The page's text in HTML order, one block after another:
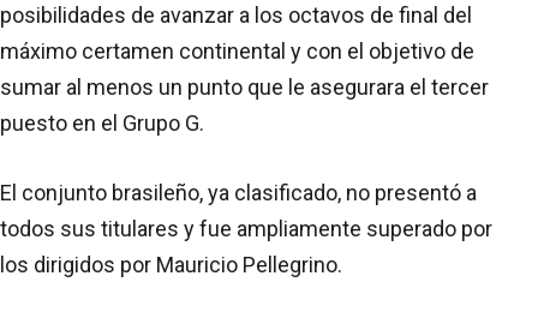
posibilidades de avanzar a los octavos de final del
máximo certamen continental y con el objetivo de
sumar al menos un punto que le asegurara el tercer
puesto en el Grupo G.
El conjunto brasileño, ya clasificado, no presentó a
todos sus titulares y fue ampliamente superado por
los dirigidos por Mauricio Pellegrino.